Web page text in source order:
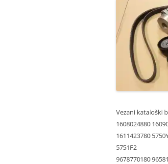
Vezani kataloški
1608024880
1611423780
5751F2
9678770180